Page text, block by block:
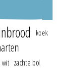
koek
wit zachte bol